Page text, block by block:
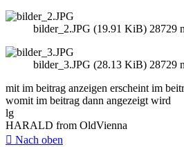
bilder_2.JPG (19.91 KiB) 28729
bilder_3.JPG (28.13 KiB) 28729
mit im beitrag anzeigen erscheint im
womit im beitrag dann angezeigt wird
lg
HARALD from OldVienna
Nach oben